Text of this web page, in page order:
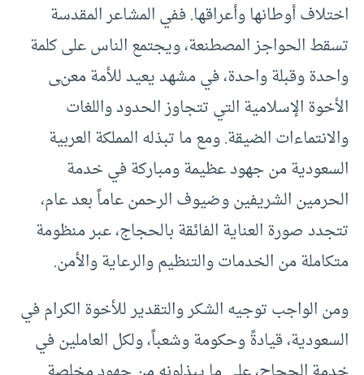
اختلاف أوطانها وأعراقها. ففي المشاعر المقدسة
تسقط الحواجز المصطنعة، ويجتمع الناس على كلمة
واحدة وقبلة واحدة، في مشهد يعيد للأمة معنى
الأخوة الإسلامية التي تتجاوز الحدود واللغات
والانتماءات الضيقة. ومع ما تبذله المملكة العربية
السعودية من جهود عظيمة ومباركة في خدمة
الحرمين الشريفين وضيوف الرحمن عاماً بعد عام،
تتجدد صورة العناية الفائقة بالحجاج، عبر منظومة
متكاملة من الخدمات والتنظيم والرعاية والأمن.
ومن الواجب توجيه الشكر والتقدير للأخوة الكرام في
السعودية، قيادةً وحكومة وشعباً، ولكل العاملين في